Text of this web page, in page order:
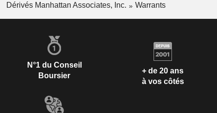
Dérivés Manhattan Associates, Inc.
Warrants
N°1 du Conseil
Boursier
+ de 20 ans
à vos côtés